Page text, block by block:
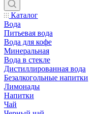
Каталог
Вода
Питьевая вода
Вода для кофе
Минеральная
Вода в стекле
Дистиллированная вода
Безалкогольные напитки
Лимонады
Напитки
Чай